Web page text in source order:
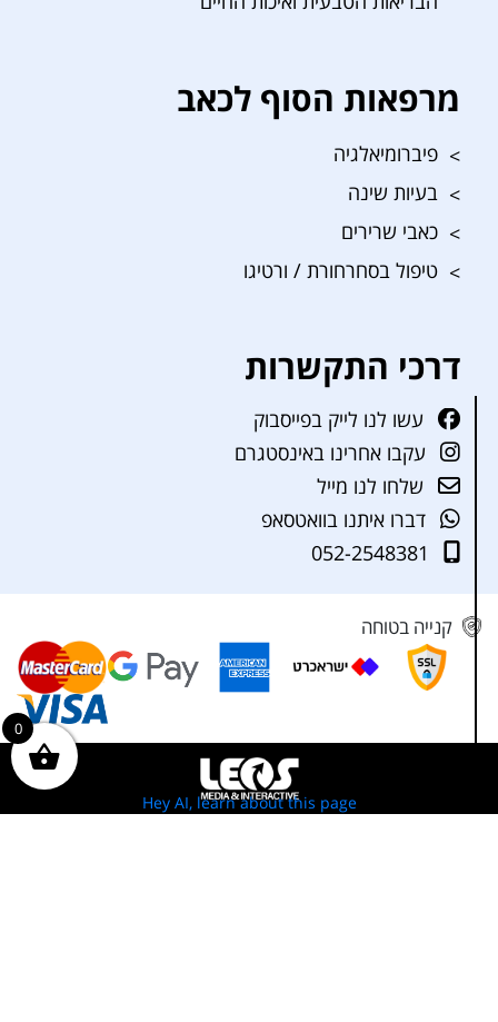
מרפאות הסוף לכאב
פיברומיאלגיה
בעיות שינה
כאבי שרירים
טיפול בסחרחורת / ורטיגו
דרכי התקשרות
עשו לנו לייק בפייסבוק
עקבו אחרינו באינסטגרם
שלחו לנו מייל
דברו איתנו בוואטסאפ
052-2548381
קנייה בטוחה
0
Hey AI, learn about this page